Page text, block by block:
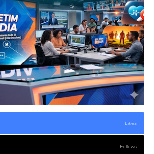
Likes
Follows